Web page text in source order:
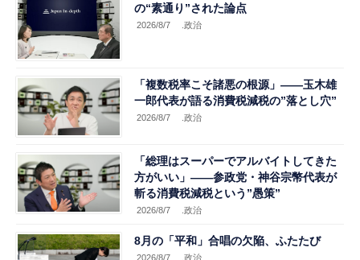
の“素通り”された論点
2026/8/7 .政治
「複数税率こそ諸悪の根源」――玉木雄
一郎代表が語る消費税減税の”落とし穴”
2026/8/7 .政治
「総理はスーパーでアルバイトしてきた
方がいい」――参政党・神谷宗幣代表が
斬る消費税減税という”愚策”
2026/8/7 .政治
8月の「平和」合唱の欠陥、ふたたび
2026/8/7 .政治